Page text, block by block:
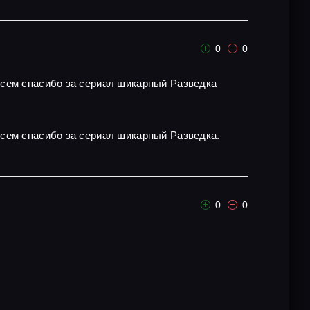
0 0
спасибо за сериал шикарный Разведка
спасибо за сериал шикарный Разведка.
0 0